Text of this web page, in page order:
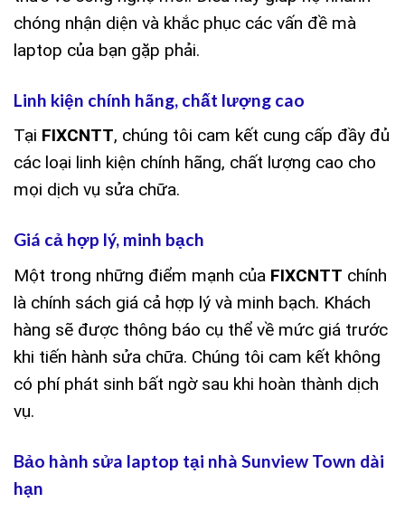
chóng nhận diện và khắc phục các vấn đề mà
laptop của bạn gặp phải.
Linh kiện chính hãng, chất lượng cao
Tại FIXCNTT, chúng tôi cam kết cung cấp đầy đủ
các loại linh kiện chính hãng, chất lượng cao cho
mọi dịch vụ sửa chữa.
Giá cả hợp lý, minh bạch
Một trong những điểm mạnh của FIXCNTT chính
là chính sách giá cả hợp lý và minh bạch. Khách
hàng sẽ được thông báo cụ thể về mức giá trước
khi tiến hành sửa chữa. Chúng tôi cam kết không
có phí phát sinh bất ngờ sau khi hoàn thành dịch
vụ.
Bảo hành sửa laptop tại nhà Sunview Town dài
hạn